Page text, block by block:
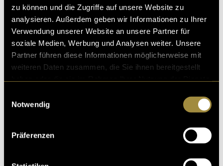
zu können und die Zugriffe auf unsere Website zu
analysieren. Außerdem geben wir Informationen zu Ihrer
Verwendung unserer Website an unsere Partner für
soziale Medien, Werbung und Analysen weiter. Unsere
Partner führen diese Informationen möglicherweise mit
weiteren Daten zusammen, die Sie ihnen bereitgestellt
Notwendig
Präferenzen